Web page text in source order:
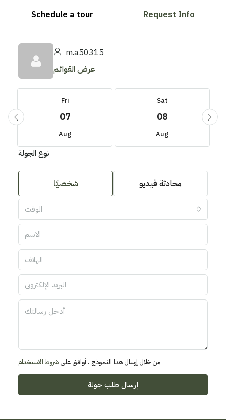
Schedule a tour Request Info
m.a50315
عرض القوائم
Fri
07
Aug
Sat
08
Aug
نوع الجولة
شخصيًا محادثة فيديو
الوقت
من خلال إرسال هذا النموذج ، أوافق على شروط الاستخدام
إرسال طلب جولة